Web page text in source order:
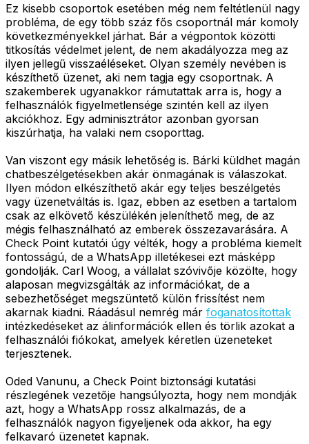
Ez kisebb csoportok esetében még nem feltétlenül nagy
probléma, de egy több száz fős csoportnál már komoly
következményekkel járhat. Bár a végpontok közötti
titkosítás védelmet jelent, de nem akadályozza meg az
ilyen jellegű visszaéléseket. Olyan személy nevében is
készíthető üzenet, aki nem tagja egy csoportnak. A
szakemberek ugyanakkor rámutattak arra is, hogy a
felhasználók figyelmetlensége szintén kell az ilyen
akciókhoz. Egy adminisztrátor azonban gyorsan
kiszúrhatja, ha valaki nem csoporttag.
Van viszont egy másik lehetőség is. Bárki küldhet magán
chatbeszélgetésekben akár önmagának is válaszokat.
Ilyen módon elkészíthető akár egy teljes beszélgetés
vagy üzenetváltás is. Igaz, ebben az esetben a tartalom
csak az elkövető készülékén jeleníthető meg, de az
mégis felhasználható az emberek összezavarására. A
Check Point kutatói úgy vélték, hogy a probléma kiemelt
fontosságú, de a WhatsApp illetékesei ezt másképp
gondolják. Carl Woog, a vállalat szóvivője közölte, hogy
alaposan megvizsgálták az információkat, de a
sebezhetőséget megszüntető külön frissítést nem
akarnak kiadni. Ráadásul nemrég már foganatosítottak
intézkedéseket az álinformációk ellen és törlik azokat a
felhasználói fiókokat, amelyek kéretlen üzeneteket
terjesztenek.
Oded Vanunu, a Check Point biztonsági kutatási
részlegének vezetője hangsúlyozta, hogy nem mondják
azt, hogy a WhatsApp rossz alkalmazás, de a
felhasználók nagyon figyeljenek oda akkor, ha egy
felkavaró üzenetet kapnak.